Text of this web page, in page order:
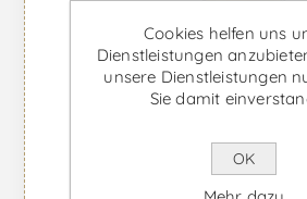
Veuve Clicquot
Cookies helfen uns
Dienstleistungen
unsere Dienstleistungen
Sie damit
OK